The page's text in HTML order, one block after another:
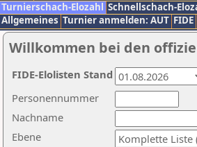
Turnierschach-Elozahl Schnellschach-
Allgemeines Turnier anmelden: AUT FIDE
Willkommen bei den
Nachname
Ebene
Personennummer
FIDE-Elolisten Stand